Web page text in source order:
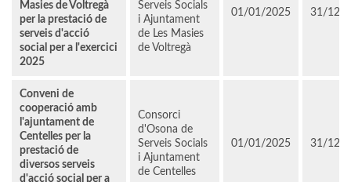
Masies de Voltregà
per la prestació de
serveis d'acció
social per a l'exercici
2025
Serveis Socials
i Ajuntament
de Les Masies
de Voltregà
01/01/2025 31/12/
Conveni de
cooperació amb
l'ajuntament de
Centelles per la
prestació de
diversos serveis
d'acció social per a
Consorci
d'Osona de
Serveis Socials
i Ajuntament
de Centelles
01/01/2025 31/12/